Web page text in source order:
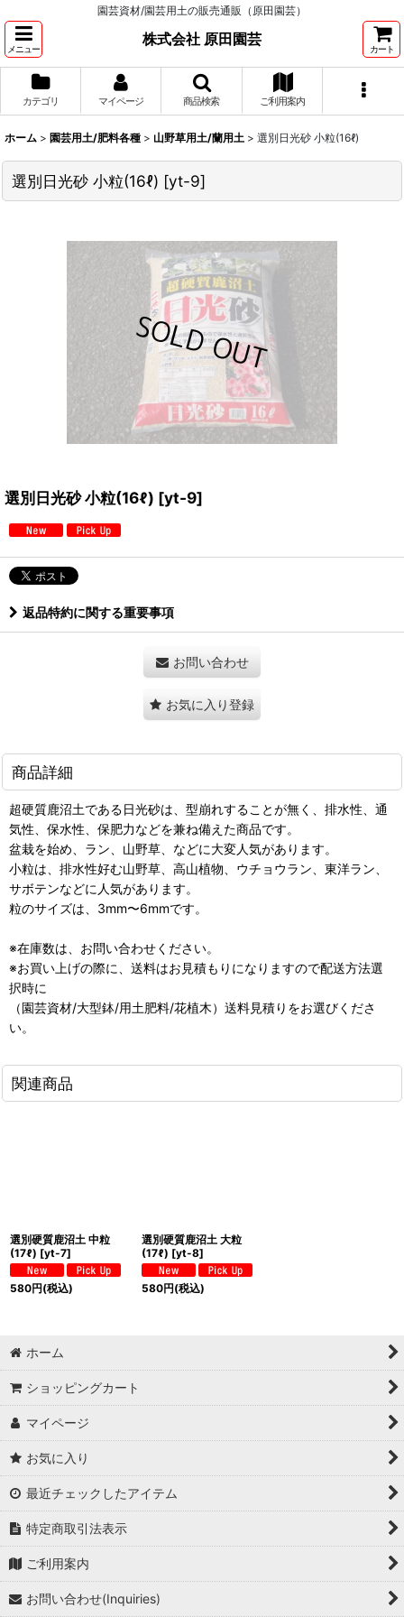
園芸資材/園芸用土の販売通販（原田園芸）
メニュー
株式会社 原田園芸
カート
カテゴリ マイページ 商品検索 ご利用案内
ホーム > 園芸用土/肥料各種 > 山野草用土/蘭用土 > 選別日光砂 小粒(16ℓ)
選別日光砂 小粒(16ℓ) [yt-9]
選別日光砂 小粒(16ℓ) [yt-9]
返品特約に関する重要事項
お問い合わせ
お気に入り登録
商品詳細
超硬質鹿沼土である日光砂は、型崩れすることが無く、排水性、通
気性、保水性、保肥力などを兼ね備えた商品です。
盆栽を始め、ラン、山野草、などに大変人気があります。
小粒は、排水性好む山野草、高山植物、ウチョウラン、東洋ラン、
サボテンなどに人気があります。
粒のサイズは、3mm〜6mmです。
※在庫数は、お問い合わせください。
※お買い上げの際に、送料はお見積もりになりますので配送方法選
択時に
（園芸資材/大型鉢/用土肥料/花植木）送料見積りをお選びくださ
い。
関連商品
選別硬質鹿沼土 中粒
(17ℓ) [yt-7]
580円(税込)
選別硬質鹿沼土 大粒
(17ℓ) [yt-8]
580円(税込)
ホーム
ショッピングカート
マイページ
お気に入り
最近チェックしたアイテム
特定商取引法表示
ご利用案内
お問い合わせ(Inquiries)